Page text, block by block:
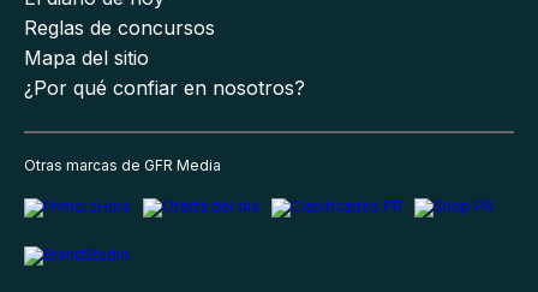
Reglas de concursos
Mapa del sitio
¿Por qué confiar en nosotros?
Otras marcas de GFR Media